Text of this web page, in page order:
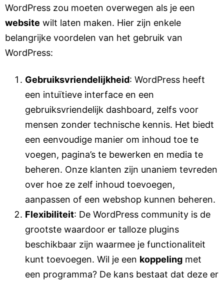
WordPress zou moeten overwegen als je een
website wilt laten maken. Hier zijn enkele
belangrijke voordelen van het gebruik van
WordPress:
Gebruiksvriendelijkheid: WordPress heeft
een intuïtieve interface en een
gebruiksvriendelijk dashboard, zelfs voor
mensen zonder technische kennis. Het biedt
een eenvoudige manier om inhoud toe te
voegen, pagina’s te bewerken en media te
beheren. Onze klanten zijn unaniem tevreden
over hoe ze zelf inhoud toevoegen,
aanpassen of een webshop kunnen beheren.
Flexibiliteit: De WordPress community is de
grootste waardoor er talloze plugins
beschikbaar zijn waarmee je functionaliteit
kunt toevoegen. Wil je een koppeling met
een programma? De kans bestaat dat deze er